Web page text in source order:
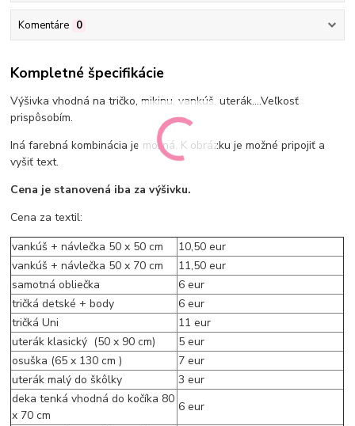
Komentáre 0
Kompletné špecifikácie
Výšivka vhodná na tričko, mikinu, vankúš, uterák....Veľkosť
prispôsobím.
Iná farebná kombinácia je možná. K obrázku je možné pripojiť a
vyšiť text.
Cena je stanovená iba za výšivku.
Cena za textil:
vankúš + návlečka 50 x 50 cm
10,50 eur
vankúš + návlečka 50 x 70 cm
11,50 eur
samotná obliečka
6 eur
tričká detské + body
6 eur
tričká Uni
11 eur
uterák klasický (50 x 90 cm)
5 eur
osuška (65 x 130 cm )
7 eur
uterák malý do škôlky
3 eur
deka tenká vhodná do kočíka 80
x 70 cm
6 eur